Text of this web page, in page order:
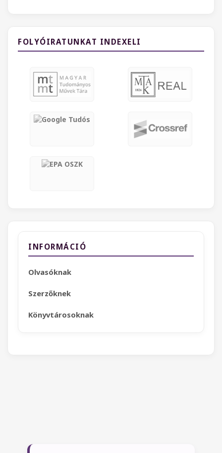
FOLYÓIRATUNKAT INDEXELI
INFORMÁCIÓ
Olvasóknak
Szerzőknek
Könyvtárosoknak